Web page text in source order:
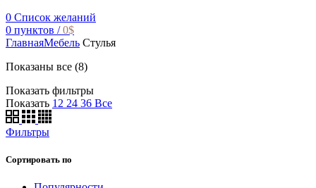
0 Список желаний
0 пунктов / 0$
ГлавнаяМебель Стулья
Показаны все (8)
Показать фильтры
Показать 12 24 36 Все
Фильтры
Сортировать по